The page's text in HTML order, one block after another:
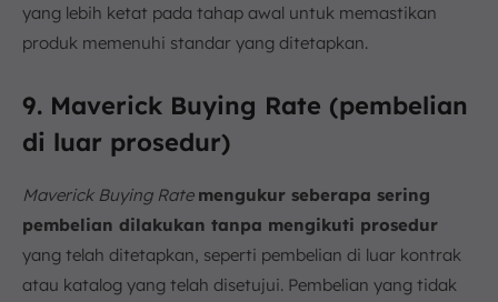
yang lebih ketat pada tahap awal untuk memastikan
produk memenuhi standar yang ditetapkan.
9. Maverick Buying Rate (pembelian
di luar prosedur)
Maverick Buying Rate mengukur seberapa sering
pembelian dilakukan tanpa mengikuti prosedur
yang telah ditetapkan, seperti pembelian di luar kontrak
atau katalog yang telah disetujui. Pembelian yang tidak